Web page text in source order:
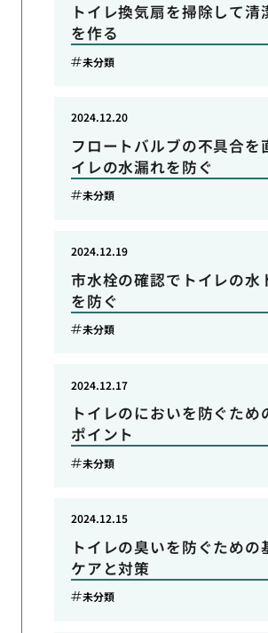
トイレ換気扇を掃除して清
を作る
未分類
フロートバルブの不具合を
イレの水漏れを防ぐ
2024.12.20
未分類
市水栓の確認でトイレの水
を防ぐ
2024.12.19
未分類
トイレのにおいを防ぐため
ポイント
2024.12.17
未分類
トイレの臭いを防ぐための
ケアと対策
2024.12.15
未分類